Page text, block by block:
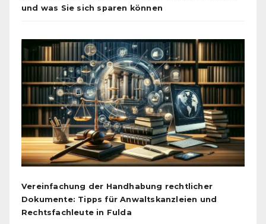
und was Sie sich sparen können
Vereinfachung der Handhabung rechtlicher
Dokumente: Tipps für Anwaltskanzleien und
Rechtsfachleute in Fulda